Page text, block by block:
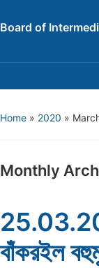
Board of
Home » 2020 »
Monthly
বাঁকরইল